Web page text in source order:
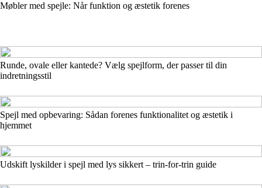
Møbler med spejle: Når funktion og æstetik forenes
Runde, ovale eller kantede? Vælg spejlform, der passer til din
indretningsstil
Spejl med opbevaring: Sådan forenes funktionalitet og æstetik i
hjemmet
Udskift lyskilder i spejl med lys sikkert – trin-for-trin guide